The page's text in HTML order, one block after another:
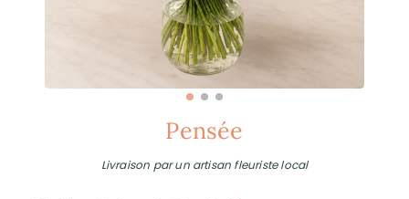
Pensée
Livraison par un artisan fleuriste local